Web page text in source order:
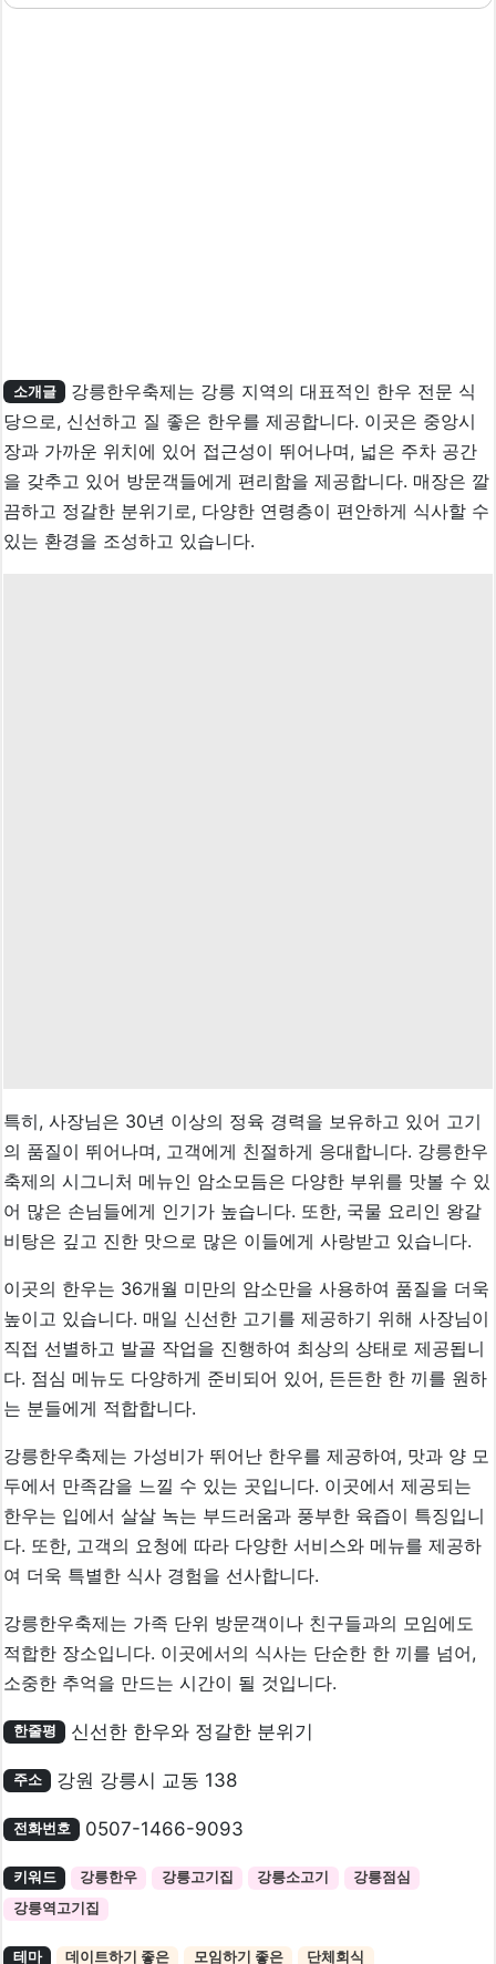
소개글
강릉한우축제는 강릉 지역의 대표적인 한우 전문 식
당으로, 신선하고 질 좋은 한우를 제공합니다. 이곳은 중앙시
장과 가까운 위치에 있어 접근성이 뛰어나며, 넓은 주차 공간
을 갖추고 있어 방문객들에게 편리함을 제공합니다. 매장은 깔
끔하고 정갈한 분위기로, 다양한 연령층이 편안하게 식사할 수
있는 환경을 조성하고 있습니다.
특히, 사장님은 30년 이상의 정육 경력을 보유하고 있어 고기
의 품질이 뛰어나며, 고객에게 친절하게 응대합니다. 강릉한우
축제의 시그니처 메뉴인 암소모듬은 다양한 부위를 맛볼 수 있
어 많은 손님들에게 인기가 높습니다. 또한, 국물 요리인 왕갈
비탕은 깊고 진한 맛으로 많은 이들에게 사랑받고 있습니다.
이곳의 한우는 36개월 미만의 암소만을 사용하여 품질을 더욱
높이고 있습니다. 매일 신선한 고기를 제공하기 위해 사장님이
직접 선별하고 발골 작업을 진행하여 최상의 상태로 제공됩니
다. 점심 메뉴도 다양하게 준비되어 있어, 든든한 한 끼를 원하
는 분들에게 적합합니다.
강릉한우축제는 가성비가 뛰어난 한우를 제공하여, 맛과 양 모
두에서 만족감을 느낄 수 있는 곳입니다. 이곳에서 제공되는
한우는 입에서 살살 녹는 부드러움과 풍부한 육즙이 특징입니
다. 또한, 고객의 요청에 따라 다양한 서비스와 메뉴를 제공하
여 더욱 특별한 식사 경험을 선사합니다.
강릉한우축제는 가족 단위 방문객이나 친구들과의 모임에도
적합한 장소입니다. 이곳에서의 식사는 단순한 한 끼를 넘어,
소중한 추억을 만드는 시간이 될 것입니다.
한줄평 신선한 한우와 정갈한 분위기
주소 강원 강릉시 교동 138
전화번호 0507-1466-9093
키워드 강릉한우 강릉고기집 강릉소고기
강릉점심
강릉역고기집
테마 데이트하기 좋은 모임하기 좋은 단체회식